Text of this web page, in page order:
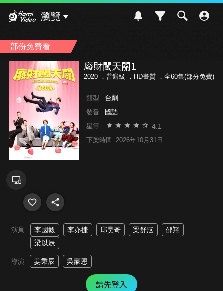
瀏覽
部份免費看
廢財闖天關1
2020 ． 普遍級 ．HD畫質 ．全60集(部分免費)
類型 台劇
發音 國語
星等 4.1
下架時間 2026年10月31日
演員 李國毅 李亦捷 邱昊奇 梁舒涵
邵翔
梁以辰
導演 姜秉辰 吳蒙恩
請先登入